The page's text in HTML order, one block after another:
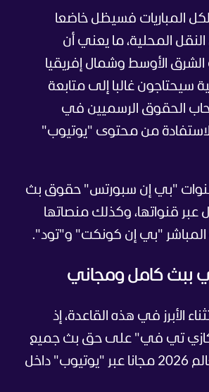
لكل المباريات فسيظل خاضعا
المحلية، ما يعني أن
الأوسط وشمال إفريقيا
سيحتاجون غالبا إلى متابعة
الحقوق الرسميين في
من محتوى "يوتيوب"
"بي إن سبورتس" حقوق بث
عبر قنواتها، وكذلك منصاتها
المباشر "بي إن كونكت" و"تود".
ببث كامل ومجاني
الأبرز في هذه القاعدة، إذ
تي في" على حق بث جميع
مباريات كأس العالم 2026 مجانا عبر "يوتيوب" داخل